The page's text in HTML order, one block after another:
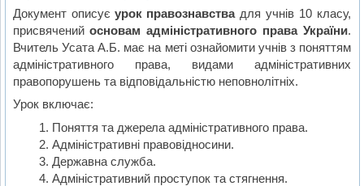
Документ описуєурок правознавствадля учнів 10 класу,
присвяченийосновам адміністративного права України.
Вчитель Усата А.Б. має на меті ознайомити учнів з поняттям
адміністративного права, видами адміністративних
правопорушень та відповідальністю неповнолітніх.
Урок включає:
Поняття та джерела адміністративного права.
Адміністративні правовідносини.
Державна служба.
Адміністративний проступок та стягнення.